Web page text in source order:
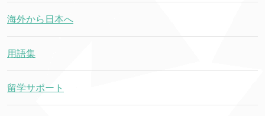
海外から日本へ
用語集
留学サポート